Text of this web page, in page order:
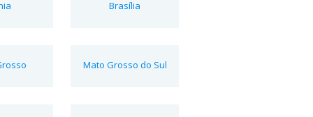
Brasília
Mato Grosso do Sul